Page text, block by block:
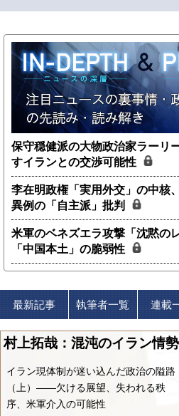
保守穏健派の大物政治家ラーリ
すイランとの交渉可能性
李在明政権「実用外交」の中核
異例の「自主派」批判
米軍のベネズエラ攻撃「沈黙の
「中国本土」の脆弱性
最新記事 執筆者一覧 連載
村上拓哉：混沌のイラン情勢
イラン現体制が迷い込んだ政治の隘路
（上）――欠ける展望、失われる秩
序、米軍介入の可能性